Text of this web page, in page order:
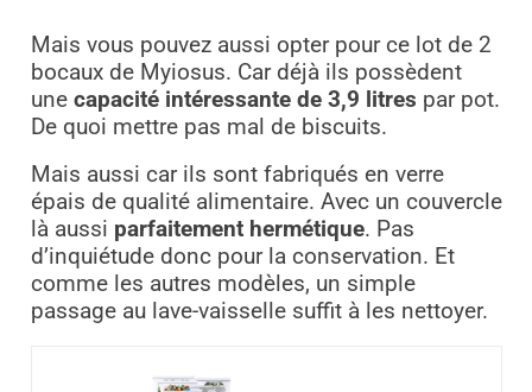
Mais vous pouvez aussi opter pour ce lot de 2
bocaux de Myiosus. Car déjà ils possèdent
une capacité intéressante de 3,9 litres par pot.
De quoi mettre pas mal de biscuits.
Mais aussi car ils sont fabriqués en verre
épais de qualité alimentaire. Avec un couvercle
là aussi parfaitement hermétique. Pas
d’inquiétude donc pour la conservation. Et
comme les autres modèles, un simple
passage au lave-vaisselle suffit à les nettoyer.